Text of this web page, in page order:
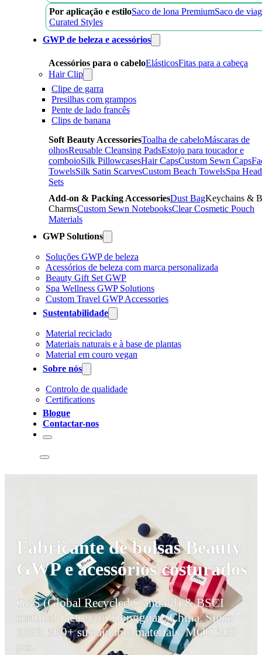
Por aplicação e estiloSaco de lona PremiumSaco de
Curated Styles
GWP de beleza e acessórios
Acessórios para o cabeloElásticosFitas para a cabeça
Hair Clip
Clipe de garra
Presilhas com grampos
Pente de lado francês
Clips de banana
Soft Beauty AccessoriesToalha de cabeloMáscaras de
olhosReusable Cleansing PadsEstojo para toucador e
comboioSilk PillowcasesHair CapsCustom Sewn Caps
TowelsSilk Satin ScarvesCustom Beach TowelsSpa
Sets
Add-on & Packing AccessoriesDust BagKeychains &
CharmsCustom Sewn NotebooksClear Cosmetic Pouch
Materials
GWP Solutions
Soluções GWP de beleza
Acessórios de beleza com marca personalizada
Beauty Gift Set GWP
Spa Wellness GWP Solutions
Custom Travel GWP Accessories
Sustentabilidade
Material reciclado
Materiais naturais e à base de plantas
Material em couro vegan
Sobre nós
Controlo de qualidade
Certifications
Blogue
Contactar-nos
Fabricante de bolsas Beauty
GWP e acessórios costurados
GRS (Global Recycled Standard) & BSCI
certified factory in Dongguan, China. Since
1990. 500+ sustainable materials. MOQ 500
pcs.